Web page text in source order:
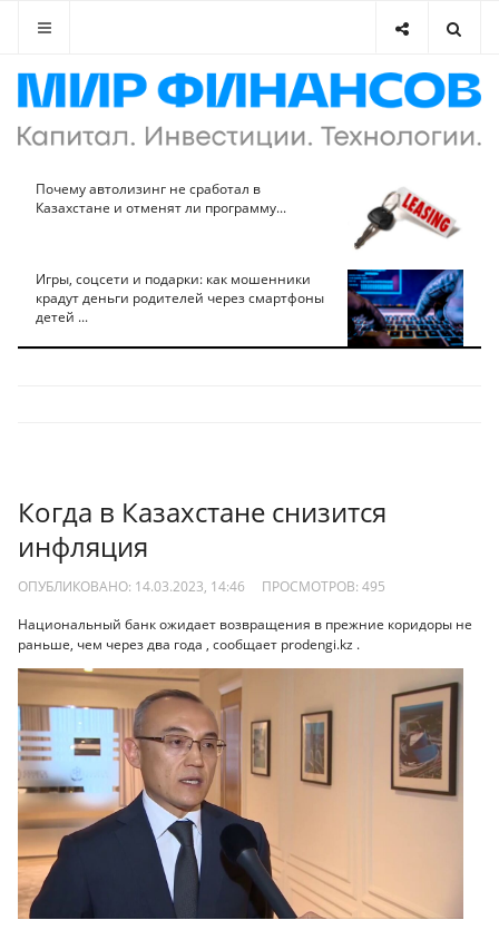
Почему автолизинг не сработал в
Казахстане и отменят ли программу...
Игры, соцсети и подарки: как мошенники
крадут деньги родителей через смартфоны
детей ...
Когда в Казахстане снизится
инфляция
ОПУБЛИКОВАНО: 14.03.2023, 14:46 ПРОСМОТРОВ: 495
Национальный банк ожидает возвращения в прежние коридоры не
раньше, чем через два года , сообщает prodengi.kz .